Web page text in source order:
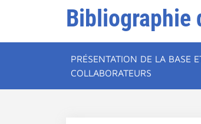
Bibliographie
PRÉSENTATION DE LA BASE
COLLABORATEURS